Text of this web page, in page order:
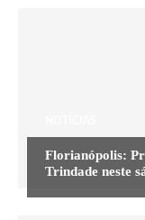
Florianópolis:
Trindade neste